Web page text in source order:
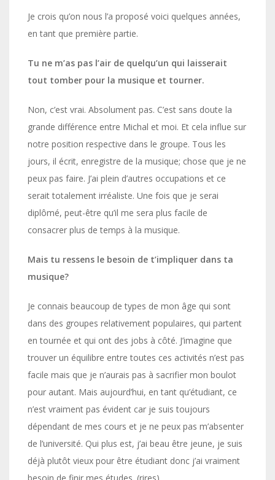
Je crois qu’on nous l’a proposé voici quelques années,
en tant que première partie.
Tu ne m’as pas l’air de quelqu’un qui laisserait
tout tomber pour la musique et tourner.
Non, c’est vrai. Absolument pas. C’est sans doute la
grande différence entre Michal et moi. Et cela influe sur
notre position respective dans le groupe. Tous les
jours, il écrit, enregistre de la musique; chose que je ne
peux pas faire. J’ai plein d’autres occupations et ce
serait totalement irréaliste. Une fois que je serai
diplômé, peut-être qu’il me sera plus facile de
consacrer plus de temps à la musique.
Mais tu ressens le besoin de t’impliquer dans ta
musique?
Je connais beaucoup de types de mon âge qui sont
dans des groupes relativement populaires, qui partent
en tournée et qui ont des jobs à côté. J’imagine que
trouver un équilibre entre toutes ces activités n’est pas
facile mais que je n’aurais pas à sacrifier mon boulot
pour autant. Mais aujourd’hui, en tant qu’étudiant, ce
n’est vraiment pas évident car je suis toujours
dépendant de mes cours et je ne peux pas m’absenter
de l’université. Qui plus est, j’ai beau être jeune, je suis
déjà plutôt vieux pour être étudiant donc j’ai vraiment